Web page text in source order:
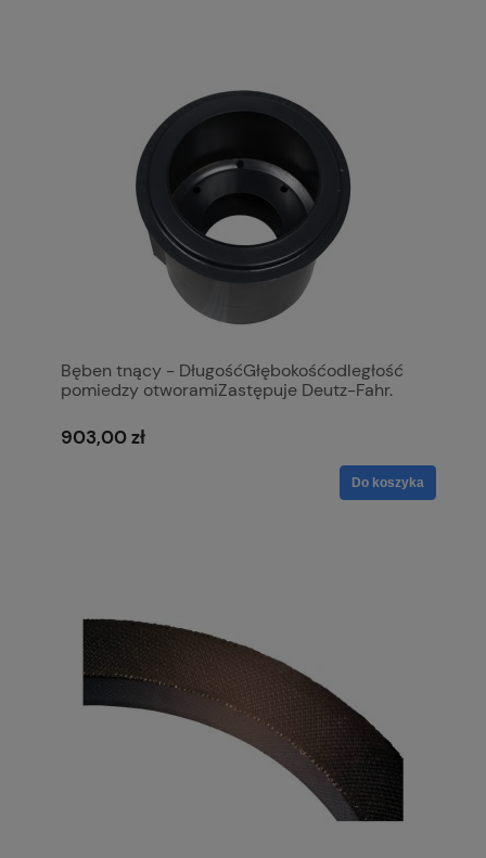
Bęben tnący - DługośćGłębokośćodległość
pomiedzy otworamiZastępuje Deutz-Fahr.
903,00 zł
Do koszyka